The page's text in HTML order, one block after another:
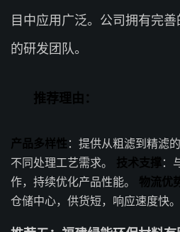
目中应用广泛。公司拥有完
的研发团队。
推荐理由：
产品多样性 ：提供从粗滤到精滤
不同处理工艺需求。 技术支撑：
作，持续优化产品性能。 物流优
仓储中心，供货短，响应速度快。